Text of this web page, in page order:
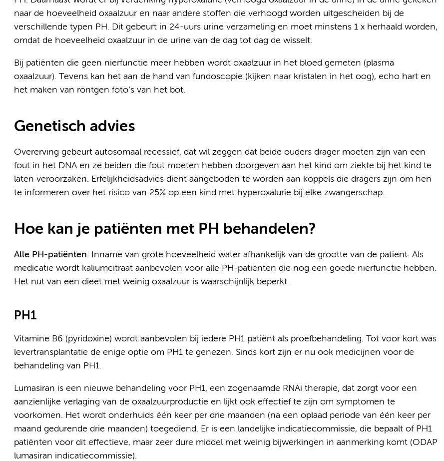
naar de hoeveelheid oxaalzuur en naar andere stoffen die verhoogd worden uitgescheiden bij de
verschillende typen PH. Dit gebeurt in 24-uurs urine verzameling en moet minstens 1 x herhaald worden,
omdat de hoeveelheid oxaalzuur in de urine van de dag tot dag de wisselt.
Bij patiënten die geen nierfunctie meer hebben wordt oxaalzuur in het bloed gemeten (plasma
oxaalzuur). Tevens kan het aan de hand van fundoscopie (kijken naar kristalen in het oog), echo hart en
het maken van röntgen foto’s van het bot.
Genetisch advies
Overerving gebeurt autosomaal recessief, dat wil zeggen dat beide ouders drager moeten zijn van een
fout in het DNA en ze beiden die fout moeten hebben doorgeven aan het kind om ziekte bij het kind te
laten veroorzaken. Erfelijkheidsadvies dient aangeboden te worden aan koppels die dragers zijn om hen
te informeren over het risico van 25% op een kind met hyperoxalurie bij elke zwangerschap.
Hoe kan je patiënten met PH behandelen?
Alle PH-patiënten: Inname van grote hoeveelheid water afhankelijk van de grootte van de patient. Als
medicatie wordt kaliumcitraat aanbevolen voor alle PH-patiënten die nog een goede nierfunctie hebben.
Het nut van een dieet met weinig oxaalzuur is waarschijnlijk beperkt.
PH1
Vitamine B6 (pyridoxine) wordt aanbevolen bij iedere PH1 patiënt als proefbehandeling. Tot voor kort was
levertransplantatie de enige optie om PH1 te genezen. Sinds kort zijn er nu ook medicijnen voor de
behandeling van PH1.
Lumasiran is een nieuwe behandeling voor PH1, een zogenaamde RNAi therapie, dat zorgt voor een
aanzienlijke verlaging van de oxaalzuurproductie en lijkt ook effectief te zijn om symptomen te
voorkomen. Het wordt onderhuids één keer per drie maanden (na een oplaad periode van één keer per
maand gedurende drie maanden) toegediend. Er is een landelijke indicatiecommissie, die bepaalt of PH1
patiënten voor dit effectieve, maar zeer dure middel met weinig bijwerkingen in aanmerking komt (ODAP
lumasiran indicatiecommissie).